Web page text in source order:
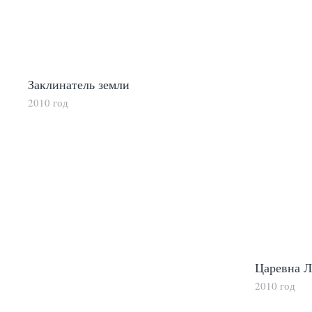
Заклинатель земли
2010 год
Царевна
2010 год